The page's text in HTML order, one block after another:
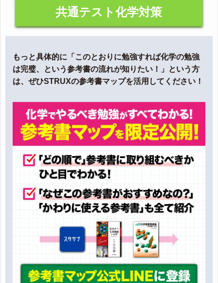
共通テスト化学対策
もっと具体的に「このとおりに勉強すれば化学の勉強
は完璧、という参考書の流れが知りたい！」という方
は、ぜひSTRUXの参考書マップを活用してください！